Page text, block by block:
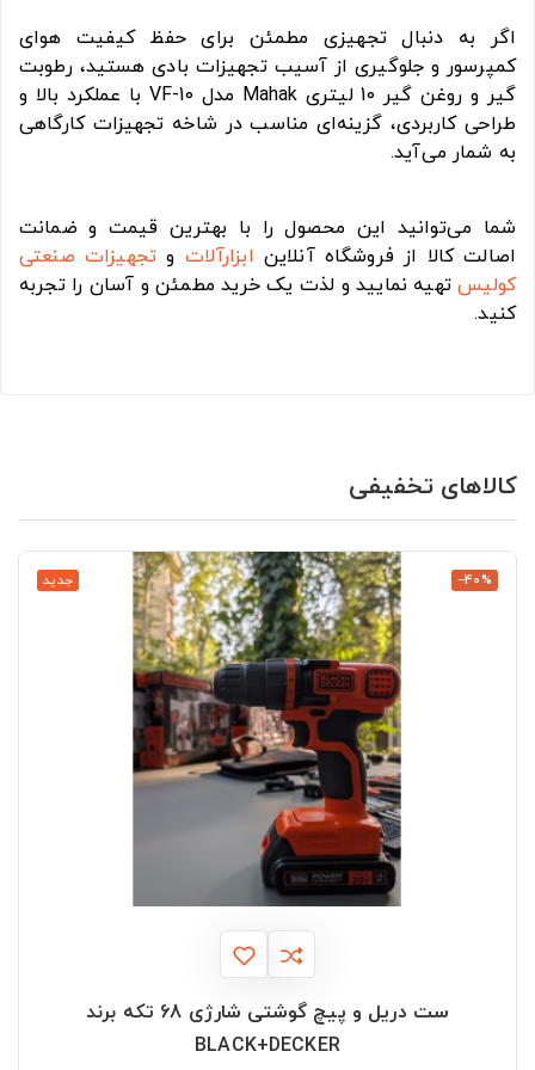
اگر به دنبال تجهیزی مطمئن برای حفظ کیفیت هوای
کمپرسور و جلوگیری از آسیب تجهیزات بادی هستید، رطوبت
گیر و روغن گیر 10 لیتری Mahak مدل VF-10 با عملکرد بالا و
طراحی کاربردی، گزینه‌ای مناسب در شاخه تجهیزات کارگاهی
به شمار می‌آید.
شما می‌توانید این محصول را با بهترین قیمت و ضمانت
اصالت کالا از فروشگاه آنلاین ابزارآلات وتجهیزات صنعتی
کولیستهیه نمایید و لذت یک خرید مطمئن و آسان را تجربه
کنید.
کالاهای تخفیفی
جدید ‎−40%
ست دریل و پیچ گوشتی شارژی 68 تکه برند
BLACK+DECKER